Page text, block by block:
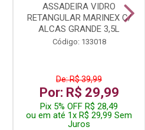
ASSADEIRA VIDRO
RETANGULAR MARINEX C/
ALCAS GRANDE 3,5L
Código: 133018
De: R$ 39,99
Por: R$ 29,99
Pix 5% OFF R$ 28,49
ou em até 1x R$ 29,99 Sem
Juros